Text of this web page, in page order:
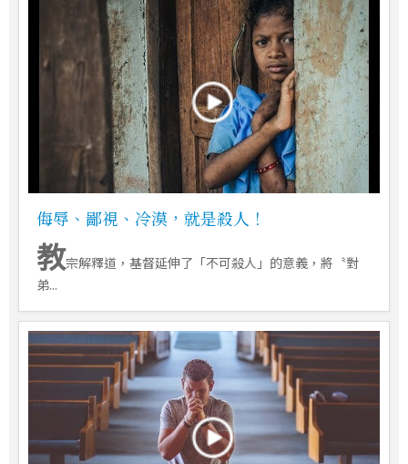
侮辱、鄙視、冷漠，就是殺人！
教宗解釋道，基督延伸了「不可殺人」的意義，將〝對
弟...